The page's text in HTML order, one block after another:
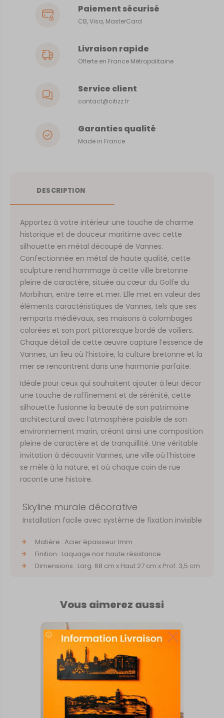
Paiement sécurisé
CB, Visa, MasterCard
Livraison rapide
Offerte en France Métropolitaine
Service client
contact@citizz.fr
Garanties qualité
Made in France
DESCRIPTION
Apportez à votre intérieur une touche de charme
historique et de douceur maritime avec cette
silhouette en métal découpé de Vannes.
Confectionnée en métal de haute qualité, cette
sculpture rend hommage à cette ville bretonne
pleine de caractère, située au cœur du Golfe du
Morbihan, entre terre et mer. Elle met en valeur des
éléments caractéristiques de Vannes, tels que ses
remparts médiévaux, ses maisons à colombages
colorées et son port pittoresque bordé de voiliers.
Chaque détail de cette œuvre capture l’essence de
Vannes, un lieu où l’histoire, la culture bretonne et la
mer se rencontrent dans une harmonie parfaite.
Idéale pour ceux qui souhaitent ajouter à leur décor
une touche de raffinement et de sérénité, cette
silhouette fusionne la beauté de son patrimoine
architectural avec l’atmosphère paisible de son
environnement marin, créant ainsi une composition
pleine de caractère et de tranquillité. Une véritable
invitation à découvrir Vannes, une ville où l’histoire
se mêle à la nature, et où chaque coin de rue
raconte une histoire.
Skyline murale décorative
Installation facile avec système de fixation invisible
Matière : Acier épaisseur 1mm
Finition : Laquage noir haute résistance
Dimensions : Larg. 68 cm x Haut 27 cm x Prof. 3,5 cm
Vous aimerez aussi